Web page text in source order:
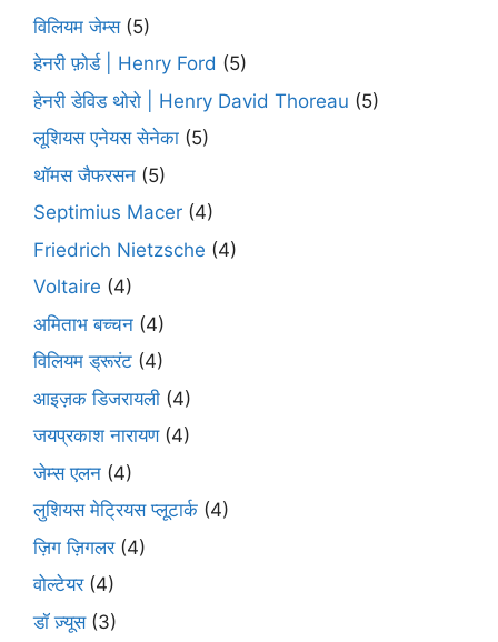
विलियम जेम्स(5)
हेनरी फ़ोर्ड | Henry Ford (5)
हेनरी डेविड थोरो | Henry David Thoreau (5)
लूशियस एनेयस सेनेका (5)
थॉमस जैफरसन (5)
Septimius Macer (4)
Friedrich Nietzsche (4)
Voltaire (4)
अमिताभ बच्चन (4)
विलियम ड्रूरंट (4)
आइज़क डिजरायली (4)
जयप्रकाश नारायण(4)
जेम्स एलन (4)
लुशियस मेट्रियस प्लूटार्क (4)
ज़िग ज़िगलर(4)
वोल्टेयर(4)
डॉ ज़्यूस(3)